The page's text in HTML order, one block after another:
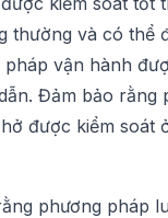
thường và có thể
vận hành
Đảm bảo rằng
được kiểm soát
phương pháp